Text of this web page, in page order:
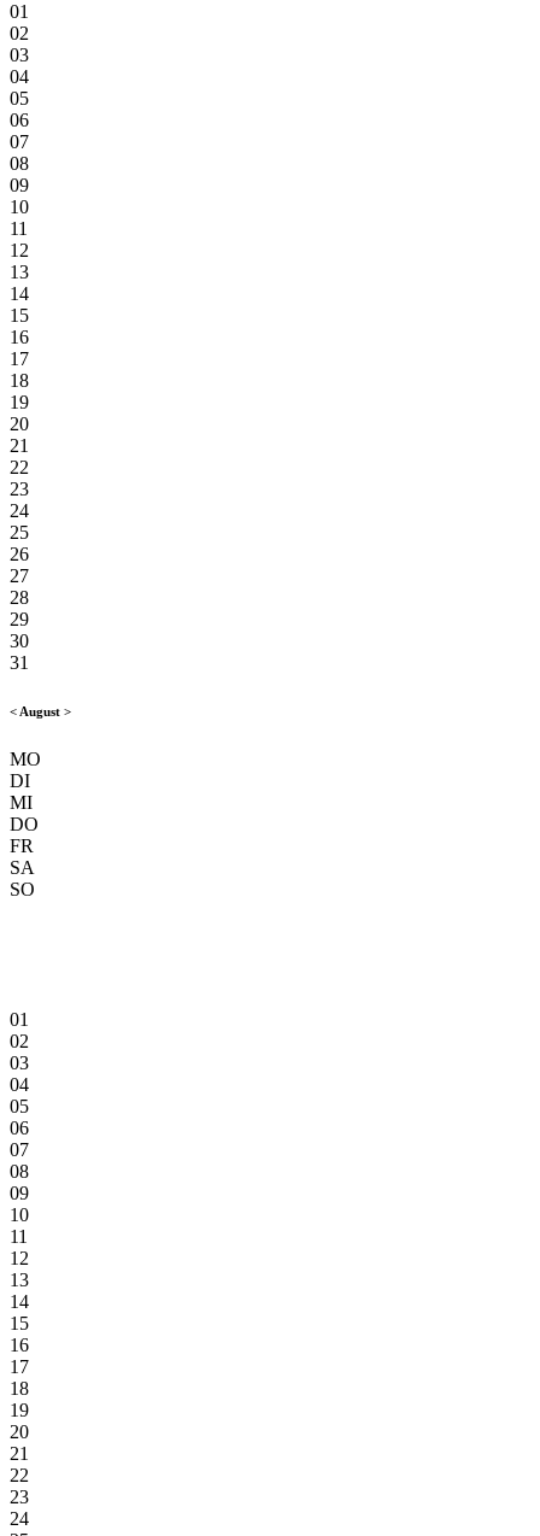
01
02
03
04
05
06
07
08
09
10
11
12
13
14
15
16
17
18
19
20
21
22
23
24
25
26
27
28
29
30
31
< August >
MO
DI
MI
DO
FR
SA
SO
01
02
03
04
05
06
07
08
09
10
11
12
13
14
15
16
17
18
19
20
21
22
23
24